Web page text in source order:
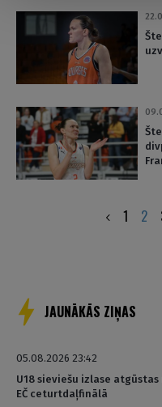
1 2
JAUNĀKĀS ZIŅAS
05.08.2026 23:42
U18 sieviešu izlase
EČ ceturtdaļfinālā